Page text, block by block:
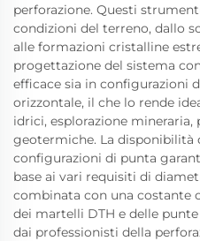
perforazione. Questi
condizioni del terreno, dallo
alle formazioni cristalline
progettazione del sistema
efficace sia in configurazioni
orizzontale, il che lo rende
idrici, esplorazione
geotermiche. La disponibilità
configurazioni di punta
base ai vari requisiti di
combinata con una costante
dei martelli DTH e delle
dai professionisti della